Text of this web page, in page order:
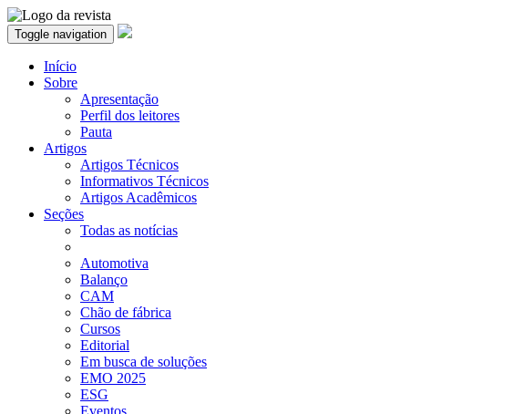
Toggle navigation
Início
Sobre
Apresentação
Perfil dos leitores
Pauta
Artigos
Artigos Técnicos
Informativos Técnicos
Artigos Acadêmicos
Seções
Todas as notícias
Automotiva
Balanço
CAM
Chão de fábrica
Cursos
Editorial
Em busca de soluções
EMO 2025
ESG
Eventos